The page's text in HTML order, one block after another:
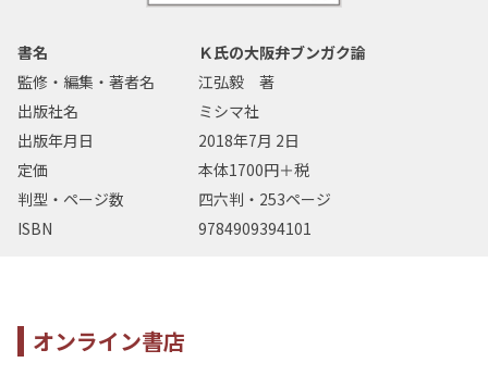
書名
Ｋ氏の大阪弁ブンガク論
監修・編集・著者名
江弘毅 著
出版社名
ミシマ社
出版年月日
2018年7月 2日
定価
本体1700円＋税
判型・ページ数
四六判・253ページ
ISBN
9784909394101
オンライン書店